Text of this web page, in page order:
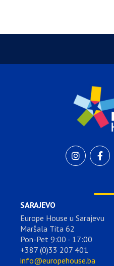
SARAJEVO
Europe House u Sarajevu
Maršala Tita 62
Pon-Pet 9:00 - 17:00
+387 (0)33 207 401
info@europehouse.ba